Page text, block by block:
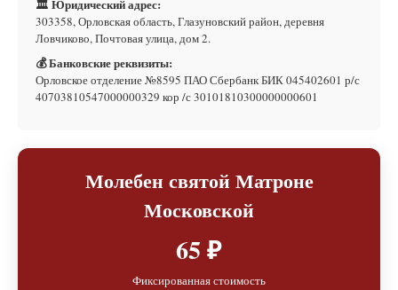
🏛 Юридический адрес:
303358, Орловская область, Глазуновский район, деревня
Ловчиково, Почтовая улица, дом 2.
💰 Банковские реквизиты:
Орловское отделение №8595 ПАО Сбербанк БИК 045402601 р/с
40703810547000000329 кор /с 30101810300000000601
Молебен святой Матроне
Московской
65 ₽
Фиксированная стоимость